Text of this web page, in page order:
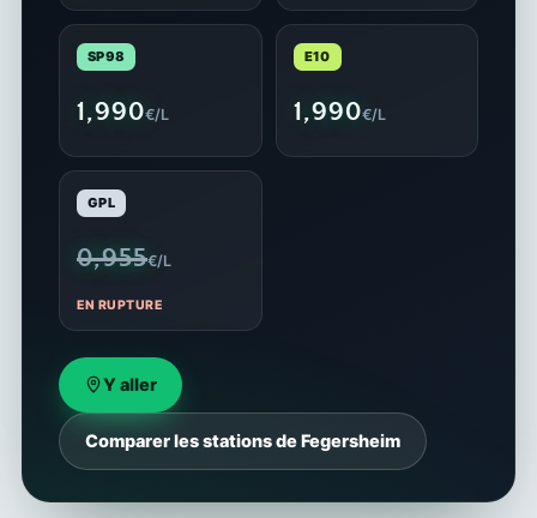
SP98
1,990€/L
E10
1,990€/L
GPL
0,955€/L
EN RUPTURE
Y aller
Comparer les stations de Fegersheim